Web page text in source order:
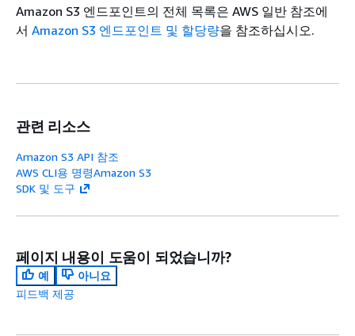
Amazon S3 엔드포인트의 전체 목록은 AWS 일반 참조에
서 Amazon S3 엔드포인트 및 할당량을 참조하십시오.
관련 리소스
Amazon S3 API 참조
AWS CLI용 명령Amazon S3
SDK 및 도구
페이지 내용이 도움이 되었습니까?
예
아니요
피드백 제공